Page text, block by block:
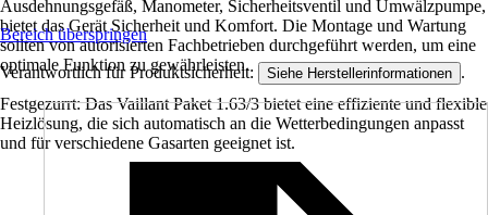
Ausdehnungsgefäß, Manometer, Sicherheitsventil und Umwälzpumpe,
bietet das Gerät Sicherheit und Komfort. Die Montage und Wartung
sollten von autorisierten Fachbetrieben durchgeführt werden, um eine
optimale Funktion zu gewährleisten.
Festgezurrt: Das Vaillant Paket 1.63/3 bietet eine effiziente und flexible
Heizlösung, die sich automatisch an die Wetterbedingungen anpasst
und für verschiedene Gasarten geeignet ist.
Bereich überspringen
Verantwortlich für Produktsicherheit: Siehe Herstellerinformationen .